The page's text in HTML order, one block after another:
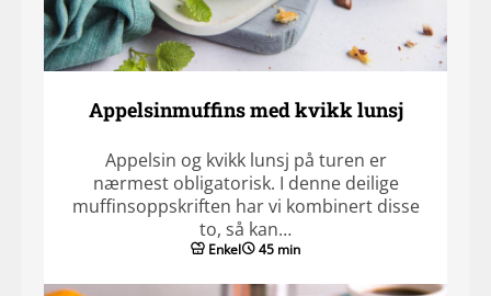
Appelsinmuffins med kvikk lunsj
Appelsin og kvikk lunsj på turen er
nærmest obligatorisk. I denne deilige
muffinsoppskriften har vi kombinert disse
to, så kan…
Enkel 45 min